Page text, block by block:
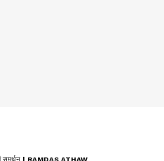
मोदींच्या आवाहनाला आठवलेंचं समर्थन | RAMDAS ATHAWALE | NARENDRA MODI | ECONOMY